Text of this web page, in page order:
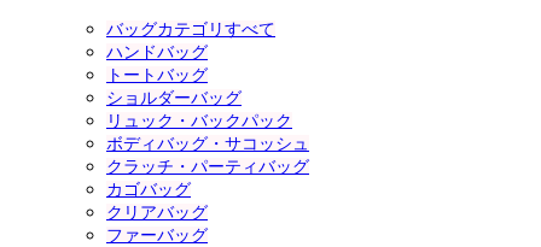
バッグカテゴリすべて
ハンドバッグ
トートバッグ
ショルダーバッグ
リュック・バックパック
ボディバッグ・サコッシュ
クラッチ・パーティバッグ
カゴバッグ
クリアバッグ
ファーバッグ